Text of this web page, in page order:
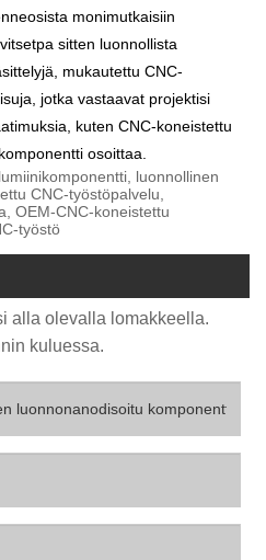
monimutkaisiin
sitten luonnollista
mukautettu CNC-
jotka vastaavat projektisi
kuten CNC-koneistettu
osoittaa.
luonnollinen
CNC-työstöpalvelu,
OEM-CNC-koneistettu
työstö
alla olevalla lomakkeella.
kuluessa.